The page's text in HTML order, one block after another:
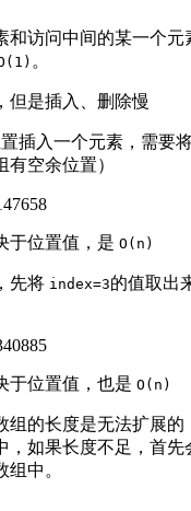
和访问中间的某一个元
。
但是插入、删除慢
插入一个元素，需要
空余位置）
于位置值，是 O(n)
先将 index=3的值取出
于位置值，也是 O(n)
组的长度是无法扩展的
，如果长度不足，首先
中。